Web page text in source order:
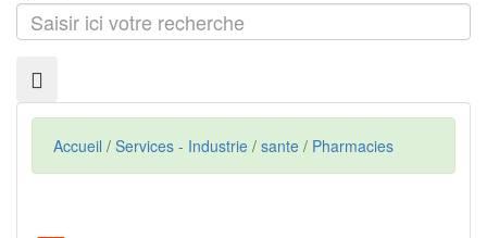
Saisir
ici
recherche
Accueil / Services - Industrie / sante / Pharmacies